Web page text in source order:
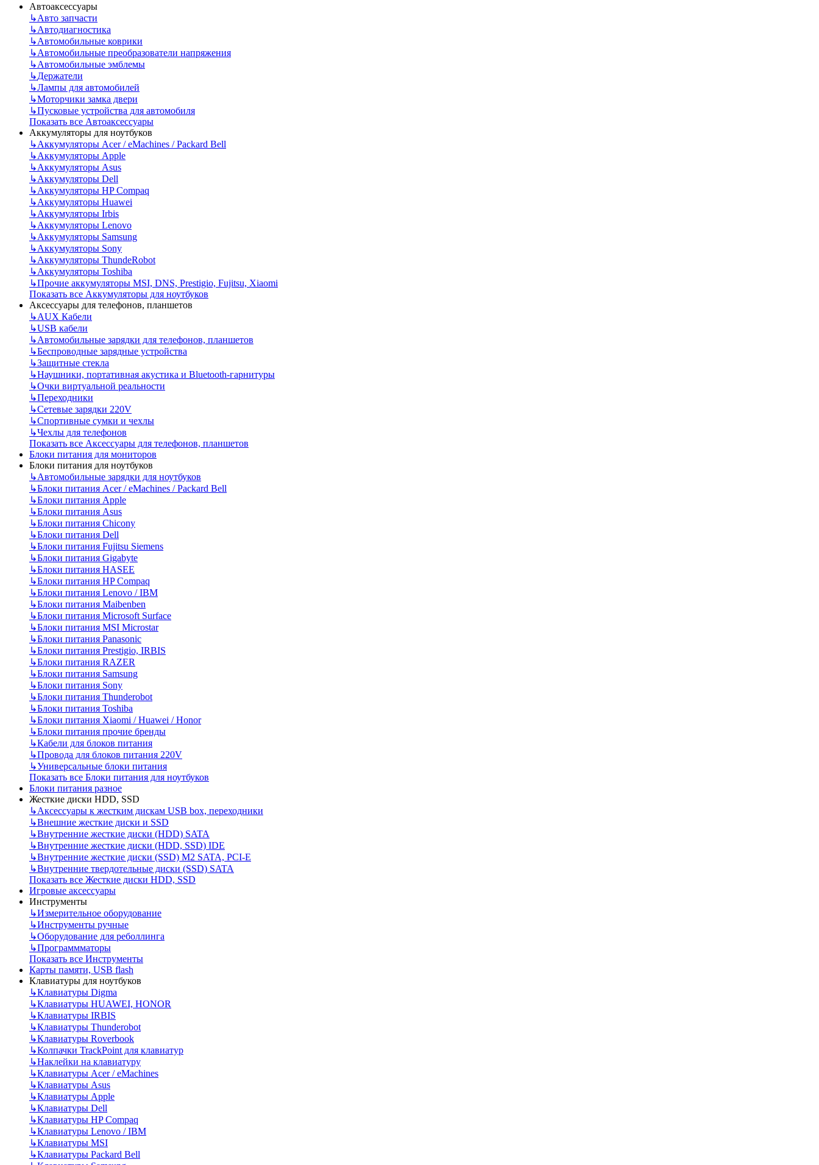
Автоаксессуары
↳Авто запчасти
↳Автодиагностика
↳Автомобильные коврики
↳Автомобильные преобразователи напряжения
↳Автомобильные эмблемы
↳Держатели
↳Лампы для автомобилей
↳Моторчики замка двери
↳Пусковые устройства для автомобиля
Показать все Автоаксессуары
Аккумуляторы для ноутбуков
↳Аккумуляторы Acer / eMachines / Packard Bell
↳Аккумуляторы Apple
↳Аккумуляторы Asus
↳Аккумуляторы Dell
↳Аккумуляторы HP Compaq
↳Аккумуляторы Huawei
↳Аккумуляторы Irbis
↳Аккумуляторы Lenovo
↳Аккумуляторы Samsung
↳Аккумуляторы Sony
↳Аккумуляторы ThundeRobot
↳Аккумуляторы Toshiba
↳Прочие аккумуляторы MSI, DNS, Prestigio, Fujitsu, Xiaomi
Показать все Аккумуляторы для ноутбуков
Аксессуары для телефонов, планшетов
↳AUX Кабели
↳USB кабели
↳Автомобильные зарядки для телефонов, планшетов
↳Беспроводные зарядные устройства
↳Защитные стекла
↳Наушники, портативная акустика и Bluetooth-гарнитуры
↳Очки виртуальной реальности
↳Переходники
↳Сетевые зарядки 220V
↳Спортивные сумки и чехлы
↳Чехлы для телефонов
Показать все Аксессуары для телефонов, планшетов
Блоки питания для мониторов
Блоки питания для ноутбуков
↳Автомобильные зарядки для ноутбуков
↳Блоки питания Acer / eMachines / Packard Bell
↳Блоки питания Apple
↳Блоки питания Asus
↳Блоки питания Chicony
↳Блоки питания Dell
↳Блоки питания Fujitsu Siemens
↳Блоки питания Gigabyte
↳Блоки питания HASEE
↳Блоки питания HP Compaq
↳Блоки питания Lenovo / IBM
↳Блоки питания Maibenben
↳Блоки питания Microsoft Surface
↳Блоки питания MSI Microstar
↳Блоки питания Panasonic
↳Блоки питания Prestigio, IRBIS
↳Блоки питания RAZER
↳Блоки питания Samsung
↳Блоки питания Sony
↳Блоки питания Thunderobot
↳Блоки питания Toshiba
↳Блоки питания Xiaomi / Huawei / Honor
↳Блоки питания прочие бренды
↳Кабели для блоков питания
↳Провода для блоков питания 220V
↳Универсальные блоки питания
Показать все Блоки питания для ноутбуков
Блоки питания разное
Жесткие диски HDD, SSD
↳Аксессуары к жестким дискам USB box, переходники
↳Внешние жесткие диски и SSD
↳Внутренние жесткие диски (HDD) SATA
↳Внутренние жесткие диски (HDD, SSD) IDE
↳Внутренние жесткие диски (SSD) M2 SATA, PCI-E
↳Внутренние твердотельные диски (SSD) SATA
Показать все Жесткие диски HDD, SSD
Игровые аксессуары
Инструменты
↳Измерительное оборудование
↳Инструменты ручные
↳Оборудование для реболлинга
↳Программматоры
Показать все Инструменты
Карты памяти, USB flash
Клавиатуры для ноутбуков
↳Клавиатуры Digma
↳Клавиатуры HUAWEI, HONOR
↳Клавиатуры IRBIS
↳Клавиатуры Thunderobot
↳Клавиатуры Roverbook
↳Колпачки TrackPoint для клавиатур
↳Наклейки на клавиатуру
↳Клавиатуры Acer / eMachines
↳Клавиатуры Asus
↳Клавиатуры Apple
↳Клавиатуры Dell
↳Клавиатуры HP Compaq
↳Клавиатуры Lenovo / IBM
↳Клавиатуры MSI
↳Клавиатуры Packard Bell